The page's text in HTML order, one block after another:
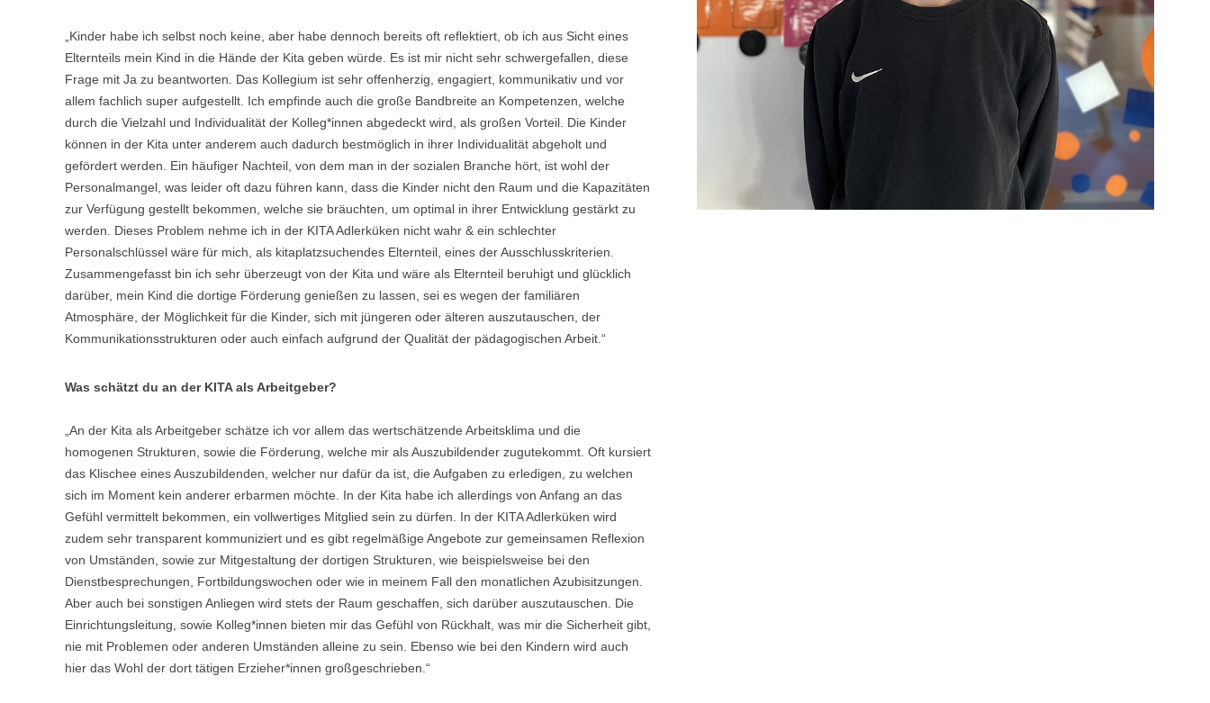
„Kinder habe ich selbst noch keine, aber habe dennoch bereits oft reflektiert, ob ich aus Sicht eines
Elternteils mein Kind in die Hände der Kita geben würde. Es ist mir nicht sehr schwergefallen, diese
Frage mit Ja zu beantworten. Das Kollegium ist sehr offenherzig, engagiert, kommunikativ und vor
allem fachlich super aufgestellt. Ich empfinde auch die große Bandbreite an Kompetenzen, welche
durch die Vielzahl und Individualität der Kolleg*innen abgedeckt wird, als großen Vorteil. Die Kinder
können in der Kita unter anderem auch dadurch bestmöglich in ihrer Individualität abgeholt und
gefördert werden. Ein häufiger Nachteil, von dem man in der sozialen Branche hört, ist wohl der
Personalmangel, was leider oft dazu führen kann, dass die Kinder nicht den Raum und die Kapazitäten
zur Verfügung gestellt bekommen, welche sie bräuchten, um optimal in ihrer Entwicklung gestärkt zu
werden. Dieses Problem nehme ich in der KITA Adlerküken nicht wahr & ein schlechter
Personalschlüssel wäre für mich, als kitaplatzsuchendes Elternteil, eines der Ausschlusskriterien.
Zusammengefasst bin ich sehr überzeugt von der Kita und wäre als Elternteil beruhigt und glücklich
darüber, mein Kind die dortige Förderung genießen zu lassen, sei es wegen der familiären
Atmosphäre, der Möglichkeit für die Kinder, sich mit jüngeren oder älteren auszutauschen, der
Kommunikationsstrukturen oder auch einfach aufgrund der Qualität der pädagogischen Arbeit.“
Was schätzt du an der KITA als Arbeitgeber?
„An der Kita als Arbeitgeber schätze ich vor allem das wertschätzende Arbeitsklima und die
homogenen Strukturen, sowie die Förderung, welche mir als Auszubildender zugutekommt. Oft kursiert
das Klischee eines Auszubildenden, welcher nur dafür da ist, die Aufgaben zu erledigen, zu welchen
sich im Moment kein anderer erbarmen möchte. In der Kita habe ich allerdings von Anfang an das
Gefühl vermittelt bekommen, ein vollwertiges Mitglied sein zu dürfen. In der KITA Adlerküken wird
zudem sehr transparent kommuniziert und es gibt regelmäßige Angebote zur gemeinsamen Reflexion
von Umständen, sowie zur Mitgestaltung der dortigen Strukturen, wie beispielsweise bei den
Dienstbesprechungen, Fortbildungswochen oder wie in meinem Fall den monatlichen Azubisitzungen.
Aber auch bei sonstigen Anliegen wird stets der Raum geschaffen, sich darüber auszutauschen. Die
Einrichtungsleitung, sowie Kolleg*innen bieten mir das Gefühl von Rückhalt, was mir die Sicherheit gibt,
nie mit Problemen oder anderen Umständen alleine zu sein. Ebenso wie bei den Kindern wird auch
hier das Wohl der dort tätigen Erzieher*innen großgeschrieben.“